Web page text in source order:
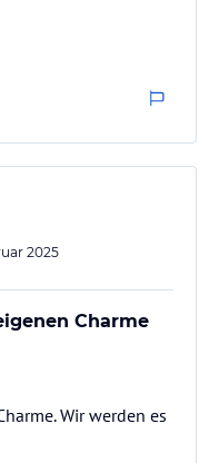
2025
Charme
Wir werden es